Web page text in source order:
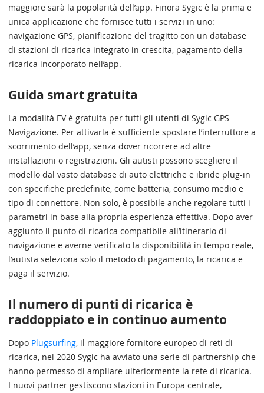
maggiore sarà la popolarità dell’app. Finora Sygic è la prima e
unica applicazione che fornisce tutti i servizi in uno:
navigazione GPS, pianificazione del tragitto con un database
di stazioni di ricarica integrato in crescita, pagamento della
ricarica incorporato nell’app.
Guida smart gratuita
La modalità EV è gratuita per tutti gli utenti di Sygic GPS
Navigazione. Per attivarla è sufficiente spostare l’interruttore a
scorrimento dell’app, senza dover ricorrere ad altre
installazioni o registrazioni. Gli autisti possono scegliere il
modello dal vasto database di auto elettriche e ibride plug-in
con specifiche predefinite, come batteria, consumo medio e
tipo di connettore. Non solo, è possibile anche regolare tutti i
parametri in base alla propria esperienza effettiva. Dopo aver
aggiunto il punto di ricarica compatibile all’itinerario di
navigazione e averne verificato la disponibilità in tempo reale,
l’autista seleziona solo il metodo di pagamento, la ricarica e
paga il servizio.
Il numero di punti di ricarica è
raddoppiato e in continuo aumento
Dopo Plugsurfing, il maggiore fornitore europeo di reti di
ricarica, nel 2020 Sygic ha avviato una serie di partnership che
hanno permesso di ampliare ulteriormente la rete di ricarica.
I nuovi partner gestiscono stazioni in Europa centrale,